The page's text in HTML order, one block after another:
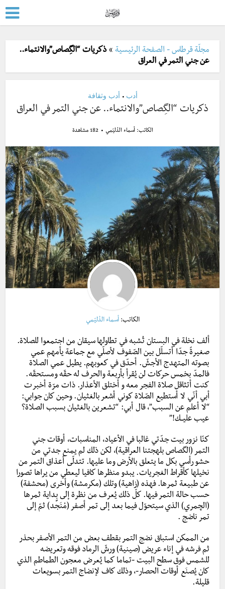
مجلّة قرطاس - الصفحة الرئيسية »ذكريات “الگِصاص”والانتماء..
عن جني التمر في العراق
أدب • أدب وثقافة
ذكريات “الگِصاص”والانتماء.. عن جني التمر في العراق
الكاتب: أسماء الدُليّمي 182 مشاهدة
الكاتب:أسماء الدُليّمي
ألف نخلة في البستان تُشبه في تطاولها سيقان من اجتمعوا للصلاة.
صغيرةً جدّا أتسلّل بين الصّفوف لأصلّي مع جماعة يأمهم عمي
بصوته المتهدج الأجشّ. أحدّق في كعوبهم. يطيل عمي الصلاة
فالمدّ بخمس حركات لن يُقرأ بأربعة والحرف له حقّه ومستحقّه.
كنت أتثاقل صلاة الفجر معه و أختلق الأعذار. ذات مرّة أخبرت
أبي أنّي لا أستطيع الصّلاة كوني أشعر بالغثيان. وحين كان جوابي:
“لا أعلم عن السبب”، قال أبي: “تشعرين بالغثيان بسبب الصلاة؟
عيب عليــك!”
كنّا نزور بيت جدّتي غالبا في الأعياد، المناسبات، أوقات جني
التمر (الگصاص بلهجتنا العراقية)، لكن ذلك لم يمنع جدتي من
حشو رأسي بكل ما يتعلق بالأرض وما عليها. تتدلّى أعذاق التمر من
نخيلها كأقراط الغجريات. يبدو منظرها كافيا ليعطي من يراها تصورا
عن طبيعة ثمرها. فهذه (زاهية) وتلك (مكرمشة) وأخرى (محشفة)
حسب حالة التمر فيها. كلّ ذلك يُعرف من نظرة إلى بداية ثمرها
(الچمري) الذي سيتحوّل فيما بعد إلى تمر أصفر (مْنَجِّد) ثمّ إلى
تمر ناضج .
من الممكن استباق نضج التمر بقطف بعض من التمر الأصفر بحذر
ثم فرشه في إناء عريض (صينية) ورشّ الرماد فوقه وتعريضه
للشمس فوق سطح البيت -تماما كما يُعرض معجون الطماطم الذي
كان يُصنَع أوقات الحصار-، وذلك كاف لإنضاج التمر بسويعات
قليلة.